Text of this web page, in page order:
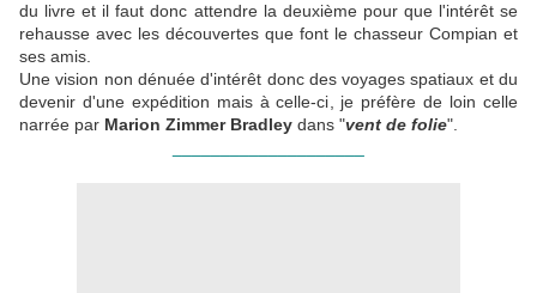
du livre et il faut donc attendre la deuxième pour que l'intérêt se
rehausse avec les découvertes que font le chasseur Compian et
ses amis.
Une vision non dénuée d'intérêt donc des voyages spatiaux et du
devenir d'une expédition mais à celle-ci, je préfère de loin celle
narrée par Marion Zimmer Bradley dans "vent de folie".